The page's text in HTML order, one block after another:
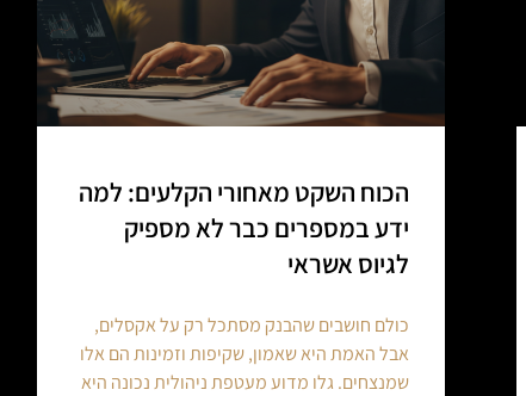
הכוח השקט מאחורי הקלעים: למה
ידע במספרים כבר לא מספיק
לגיוס אשראי
כולם חושבים שהבנק מסתכל רק על אקסלים,
אבל האמת היא שאמון, שקיפות וזמינות הם אלו
שמנצחים. גלו מדוע מעטפת ניהולית נכונה היא